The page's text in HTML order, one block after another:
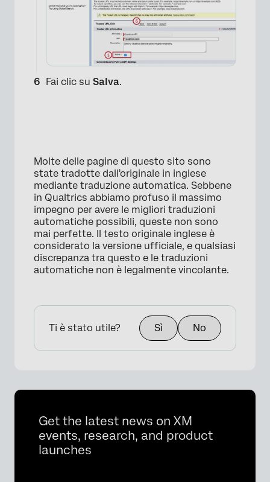
×
Fai clic su Salva.
Molte delle pagine di questo sito sono
state tradotte dall'originale in inglese
mediante traduzione automatica. Sebbene
in Qualtrics abbiamo profuso il massimo
impegno per avere le migliori traduzioni
automatiche possibili, queste non sono
mai perfette. Il testo originale inglese è
considerato la versione ufficiale, e qualsiasi
discrepanza tra questo e le traduzioni
automatiche non è legalmente vincolante.
Ti è stato utile? Sì No
Get the latest news on XM
events, research, and product
launches